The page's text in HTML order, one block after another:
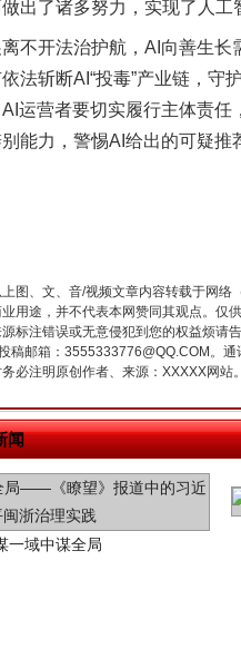
出了诸多努力，实现了人工
开法治护航，AI向善生长
法斩断AI“投毒”产业链，
运营者要切实履行主体责
能力，警惕AI给出的可疑推
上图、文、音/视频文章内容转载于网
用途，并不代表本网赞同其观点。仅
标注错误或无意侵犯到您的权益烦
稿邮箱：3555333776@QQ.COM。
必注明原创作者、来源：XXXXX网站。
闻
是一记警钟！
一域中谋全局